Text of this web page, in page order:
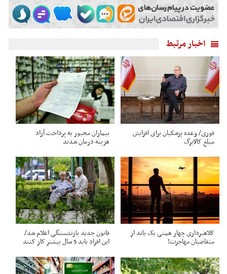
اخبار مرتبط
فوری/ وعده پزشکیان برای افزایش
مبلغ کالابرگ
بیماران مجبور به پرداخت آزاد
هزینه درمان شدند
کلاهبرداری چهار همتی یک باند از
متقاضیان مهاجرت!
قانون جدید بازنشستگی اعلام شد/
این افراد باید 5 سال بیشتر کار کنند